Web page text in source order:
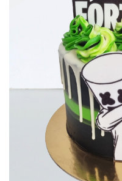
Torturi in frosting- crema
Torturi cu flori
Tortulețe 1.7 kg - 2 kg